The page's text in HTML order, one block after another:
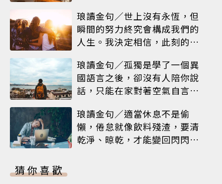
琅讀金句／世上沒有永恆，但
瞬間的努力終究會構成我們的
人生。我決定相信，此刻的閃
琅讀金句／孤獨是學了一個異
國語言之後，卻沒有人陪你說
話，只能在家對著空氣自言自
琅讀金句／適當休息不是偷
懶，倦怠就像飲料殘渣，要清
乾淨、晾乾，才能變回閃閃發
猜你喜歡